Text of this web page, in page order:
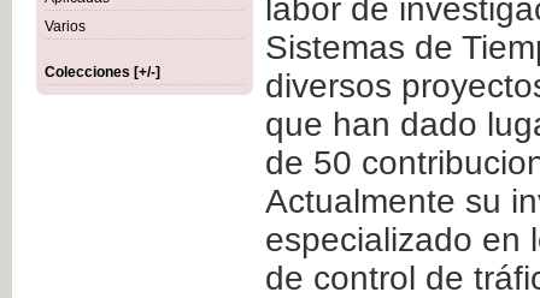
Varios
Colecciones [+/-]
labor de
Sistemas de
diversos
que han dado
de 50
Actualmente su
especializado en
de control de